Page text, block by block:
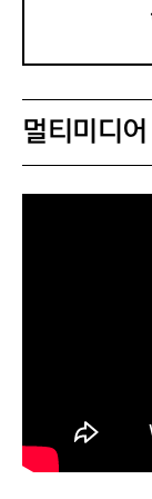
할인명
할인율
적용매수
적용매수
멀티미디어